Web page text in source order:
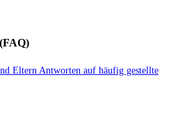
Eltern Antworten auf häufig gestellte